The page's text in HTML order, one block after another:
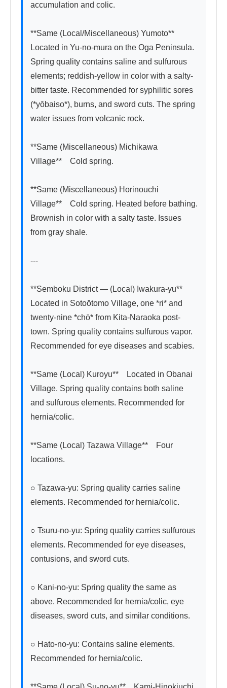
accumulation and colic.
**Same (Local/Miscellaneous) Yumoto**
Located in Yu-no-mura on the Oga Peninsula.
Spring quality contains saline and sulfurous
elements; reddish-yellow in color with a salty-
bitter taste. Recommended for syphilitic sores
(*yōbaiso*), burns, and sword cuts. The spring
water issues from volcanic rock.
**Same (Miscellaneous) Michikawa
Village**　Cold spring.
**Same (Miscellaneous) Horinouchi
Village**　Cold spring. Heated before bathing.
Brownish in color with a salty taste. Issues
from gray shale.
---
**Semboku District — (Local) Iwakura-yu**
Located in Sotoōtomo Village, one *ri* and
twenty-nine *chō* from Kita-Naraoka post-
town. Spring quality contains sulfurous vapor.
Recommended for eye diseases and scabies.
**Same (Local) Kuroyu**　Located in Obanai
Village. Spring quality contains both saline
and sulfurous elements. Recommended for
hernia/colic.
**Same (Local) Tazawa Village**　Four
locations.
○ Tazawa-yu: Spring quality carries saline
elements. Recommended for hernia/colic.
○ Tsuru-no-yu: Spring quality carries sulfurous
elements. Recommended for eye diseases,
contusions, and sword cuts.
○ Kani-no-yu: Spring quality the same as
above. Recommended for hernia/colic, eye
diseases, sword cuts, and similar conditions.
○ Hato-no-yu: Contains saline elements.
Recommended for hernia/colic.